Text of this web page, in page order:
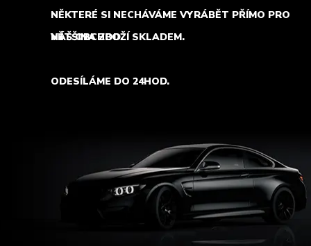
NĚKTERÉ SI NECHÁVÁME VYRÁBĚT PŘÍMO PRO
NÁŠ OBCHOD.
VĚTŠINA ZBOŽÍ SKLADEM.
ODESÍLÁME DO 24HOD.